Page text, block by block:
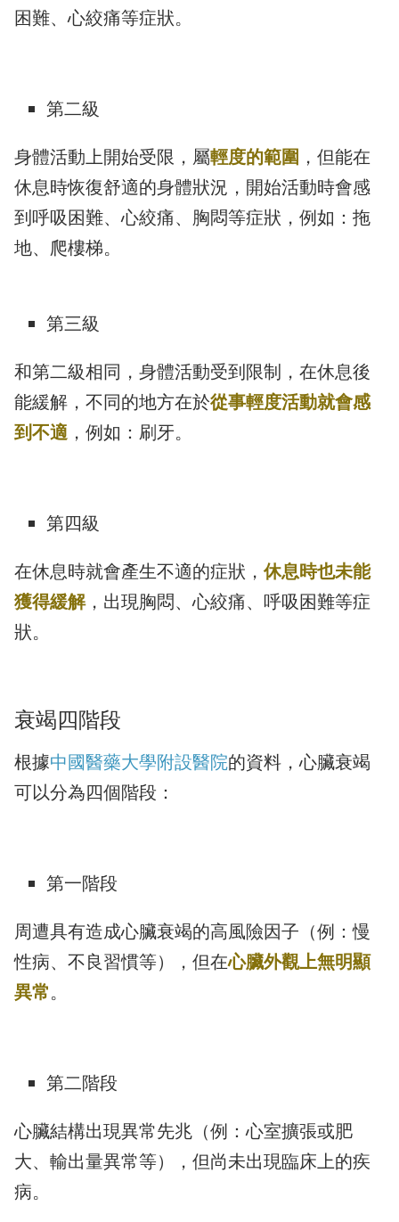
困難、心絞痛等症狀。
第二級
身體活動上開始受限，屬輕度的範圍 ，但能在
休息時恢復舒適的身體狀況，開始活動時會感
到呼吸困難、心絞痛、胸悶等症狀，例如：拖
地、爬樓梯。
第三級
和第二級相同，身體活動受到限制，在休息後
能緩解，不同的地方在於從事輕度活動就會感
到不適，例如：刷牙。
第四級
在休息時就會產生不適的症狀，休息時也未能
獲得緩解，出現胸悶、心絞痛、呼吸困難等症
狀。
衰竭四階段
根據中國醫藥大學附設醫院的資料，心臟衰竭
可以分為四個階段：
第一階段
周遭具有造成心臟衰竭的高風險因子（例：慢
性病、不良習慣等），但在心臟外觀上無明顯
異常。
第二階段
心臟結構出現異常先兆（例：心室擴張或肥
大、輸出量異常等），但尚未出現臨床上的疾
病。